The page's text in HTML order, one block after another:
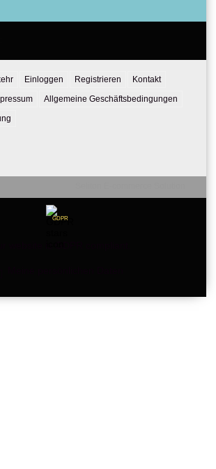
Einloggen Registrieren
Kontakt
Allgemeine Geschäftsbedingungen
GDPR